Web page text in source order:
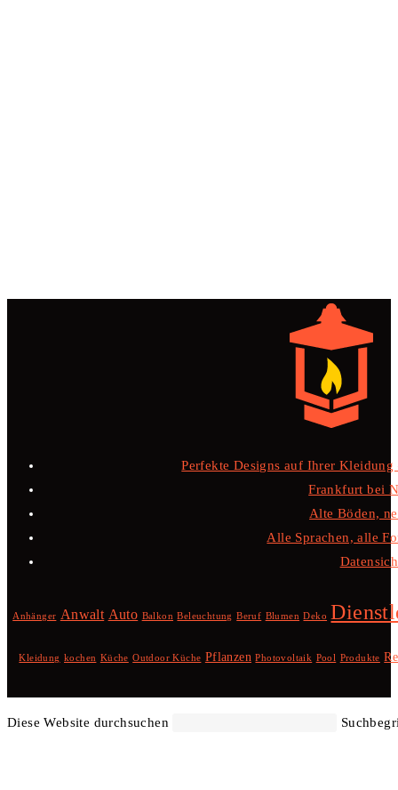
Perfekte Designs auf Ihrer
Frankfurt bei
Alte Böden,
Alle Sprachen, alle
Anhänger Anwalt Auto Balkon Beleuchtung Beruf Blumen Deko
Kleidung kochen Küche Outdoor Küche Pflanzen Photovoltaik Pool Produkte
Diese Website durchsuchen